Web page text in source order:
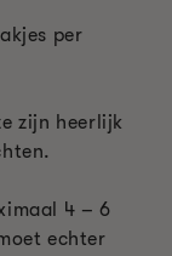
per
zijn heerlijk
4 – 6
echter